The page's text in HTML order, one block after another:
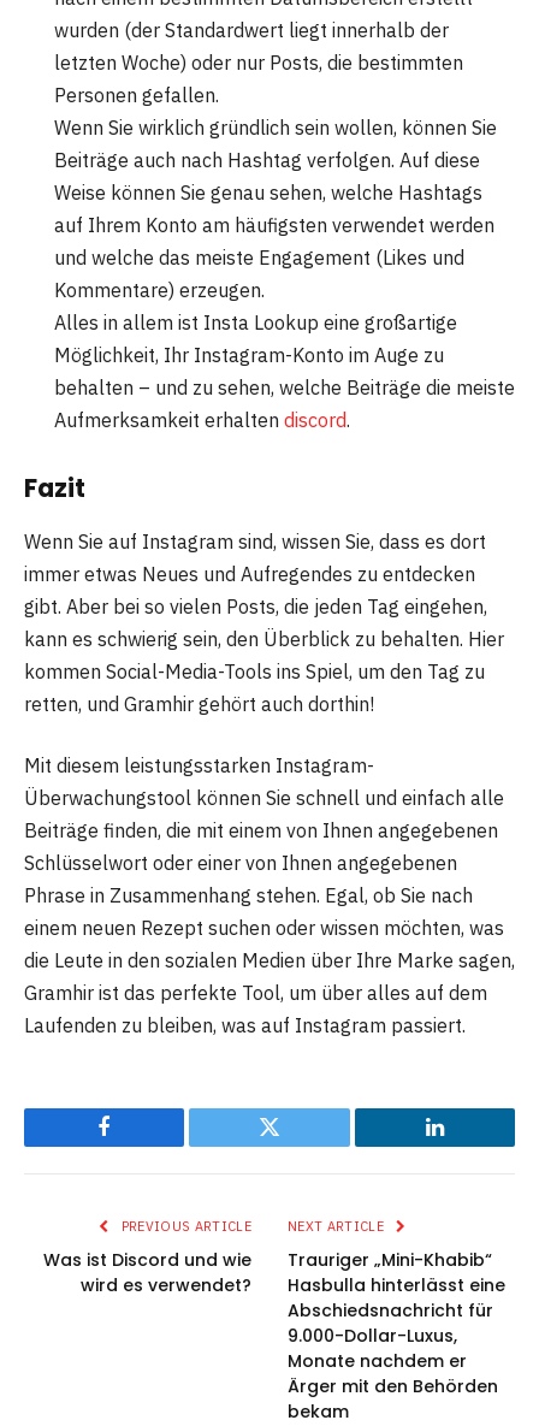
wurden (der Standardwert liegt innerhalb der
letzten Woche) oder nur Posts, die bestimmten
Personen gefallen.
Wenn Sie wirklich gründlich sein wollen, können Sie
Beiträge auch nach Hashtag verfolgen. Auf diese
Weise können Sie genau sehen, welche Hashtags
auf Ihrem Konto am häufigsten verwendet werden
und welche das meiste Engagement (Likes und
Kommentare) erzeugen.
Alles in allem ist Insta Lookup eine großartige
Möglichkeit, Ihr Instagram-Konto im Auge zu
behalten – und zu sehen, welche Beiträge die meiste
Aufmerksamkeit erhalten discord.
Fazit
Wenn Sie auf Instagram sind, wissen Sie, dass es dort
immer etwas Neues und Aufregendes zu entdecken
gibt. Aber bei so vielen Posts, die jeden Tag eingehen,
kann es schwierig sein, den Überblick zu behalten. Hier
kommen Social-Media-Tools ins Spiel, um den Tag zu
retten, und Gramhir gehört auch dorthin!
Mit diesem leistungsstarken Instagram-
Überwachungstool können Sie schnell und einfach alle
Beiträge finden, die mit einem von Ihnen angegebenen
Schlüsselwort oder einer von Ihnen angegebenen
Phrase in Zusammenhang stehen. Egal, ob Sie nach
einem neuen Rezept suchen oder wissen möchten, was
die Leute in den sozialen Medien über Ihre Marke sagen,
Gramhir ist das perfekte Tool, um über alles auf dem
Laufenden zu bleiben, was auf Instagram passiert.
Facebook Twitter LinkedIn
PREVIOUS ARTICLE
Was ist Discord und wie
wird es verwendet?
NEXT ARTICLE
Trauriger „Mini-Khabib“
Hasbulla hinterlässt eine
Abschiedsnachricht für
9.000-Dollar-Luxus,
Monate nachdem er
Ärger mit den Behörden
bekam